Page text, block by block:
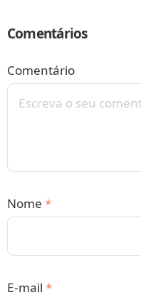
Comentários
Comentário
Nome *
E-mail *